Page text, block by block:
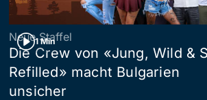
1 Min
Neue Staffel
Die Crew von «Jung, Wild &
Refilled» macht Bulgarien
unsicher